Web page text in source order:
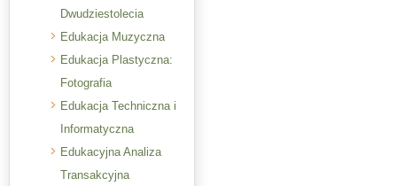
Dwudziestolecia
Edukacja Muzyczna
Edukacja Plastyczna:
Fotografia
Edukacja Techniczna i
Informatyczna
Edukacyjna Analiza
Transakcyjna